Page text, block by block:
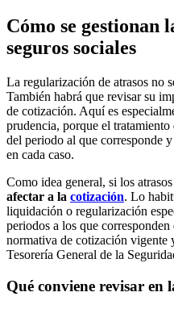
Cómo se gestionan
seguros sociales
La regularización de atrasos no
También habrá que revisar su
de cotización. Aquí es
prudencia, porque el
del periodo al que corresponde
en cada caso.
Como idea general, si los
afectar a la cotización. Lo
liquidación o regularización
periodos a los que
normativa de cotización vigente
Tesorería General de la
Qué conviene revisar en